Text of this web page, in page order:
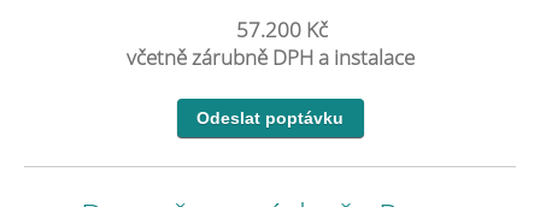
57.200 Kč
včetně zárubně DPH a instalace